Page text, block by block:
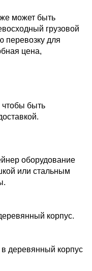
может быть
грузовой
перевозку для
цена,
чтобы быть
оборудование
или стальным
корпус.
деревянный корпус